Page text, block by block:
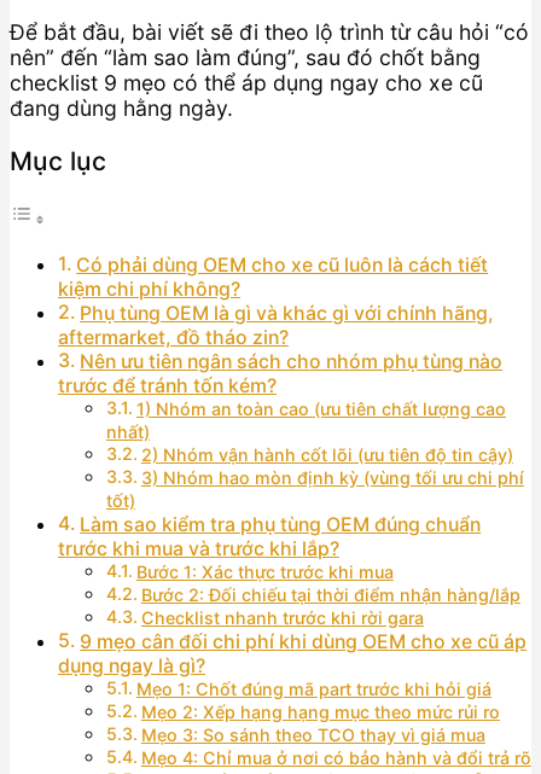
Để bắt đầu, bài viết sẽ đi theo lộ trình từ câu hỏi “có
nên” đến “làm sao làm đúng”, sau đó chốt bằng
checklist 9 mẹo có thể áp dụng ngay cho xe cũ
đang dùng hằng ngày.
Mục lục
Có phải dùng OEM cho xe cũ luôn là cách tiết
kiệm chi phí không?
Phụ tùng OEM là gì và khác gì với chính hãng,
aftermarket, đồ tháo zin?
Nên ưu tiên ngân sách cho nhóm phụ tùng nào
trước để tránh tốn kém?
1) Nhóm an toàn cao (ưu tiên chất lượng cao
nhất)
2) Nhóm vận hành cốt lõi (ưu tiên độ tin cậy)
3) Nhóm hao mòn định kỳ (vùng tối ưu chi phí
tốt)
Làm sao kiểm tra phụ tùng OEM đúng chuẩn
trước khi mua và trước khi lắp?
Bước 1: Xác thực trước khi mua
Bước 2: Đối chiếu tại thời điểm nhận hàng/lắp
Checklist nhanh trước khi rời gara
9 mẹo cân đối chi phí khi dùng OEM cho xe cũ áp
dụng ngay là gì?
Mẹo 1: Chốt đúng mã part trước khi hỏi giá
Mẹo 2: Xếp hạng hạng mục theo mức rủi ro
Mẹo 3: So sánh theo TCO thay vì giá mua
Mẹo 4: Chỉ mua ở nơi có bảo hành và đổi trả rõ